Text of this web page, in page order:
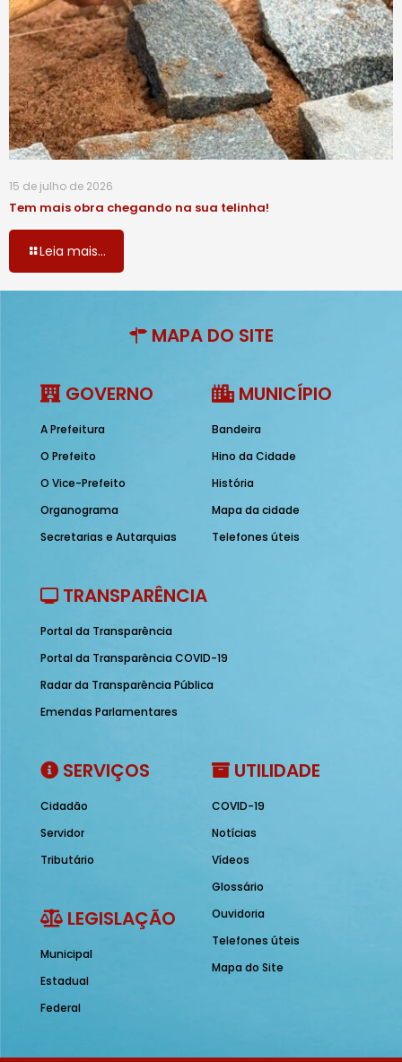
15 de julho de 2026
Tem mais obra chegando na sua telinha!
Leia mais...
MAPA DO SITE
GOVERNO
A Prefeitura
O Prefeito
O Vice-Prefeito
Organograma
Secretarias e Autarquias
MUNICÍPIO
Bandeira
Hino da Cidade
História
Mapa da cidade
Telefones úteis
TRANSPARÊNCIA
Portal da Transparência
Portal da Transparência COVID-19
Radar da Transparência Pública
Emendas Parlamentares
SERVIÇOS
Cidadão
Servidor
Tributário
LEGISLAÇÃO
Municipal
Estadual
Federal
UTILIDADE
COVID-19
Notícias
Vídeos
Glossário
Ouvidoria
Telefones úteis
Mapa do Site